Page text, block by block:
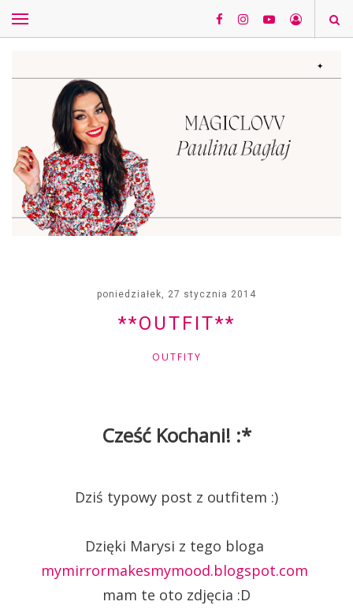
poniedziałek, 27 stycznia 2014
**OUTFIT**
OUTFITY
Cześć Kochani! :*
Dziś typowy post z outfitem :)
Dzięki Marysi z tego bloga
mymirrormakesmymood.blogspot.com
mam te oto zdjęcia :D